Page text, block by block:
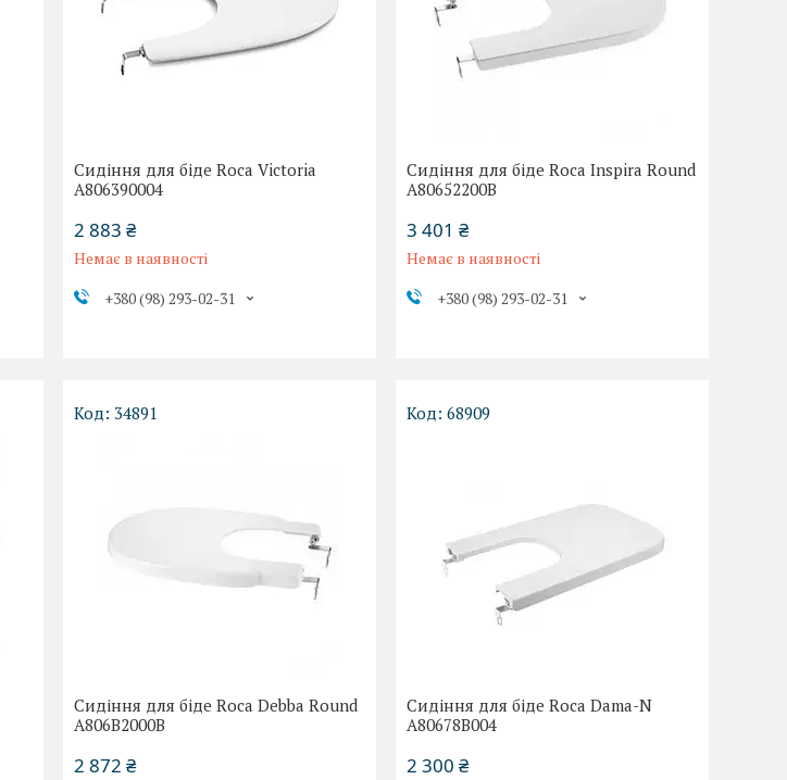
Сидіння для біде Roca Victoria
A806390004
2 883 ₴
Немає в наявності
+380 (98) 293-02-31
Сидіння для біде Roca Inspira Round
A80652200B
3 401 ₴
Немає в наявності
+380 (98) 293-02-31
34891
Сидіння для біде Roca Debba Round
A806B2000B
2 872 ₴
68909
Сидіння для біде Roca Dama-N
A80678B004
2 300 ₴